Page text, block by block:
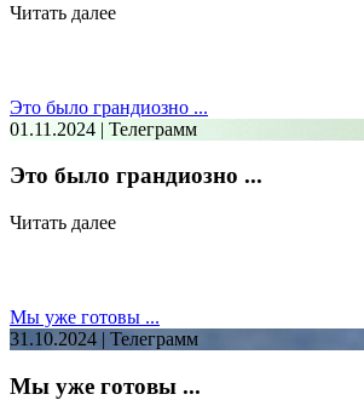
Читать далее
Это было грандиозно ...
01.11.2024 | Телеграмм
Это было грандиозно ...
Читать далее
Мы уже готовы ...
31.10.2024 | Телеграмм
Мы уже готовы ...